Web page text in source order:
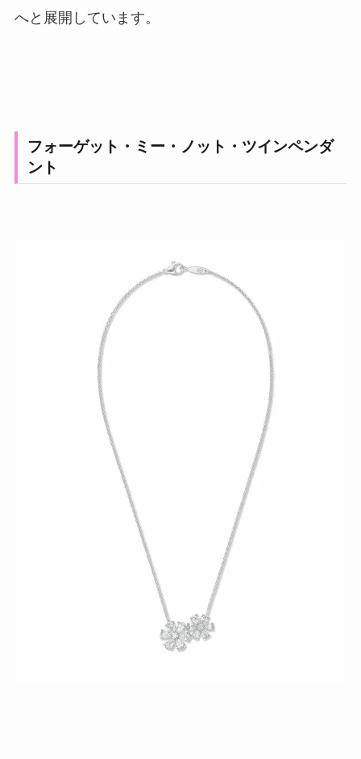
へと展開しています。
フォーゲット・ミー・ノット・ツインペンダ
ント